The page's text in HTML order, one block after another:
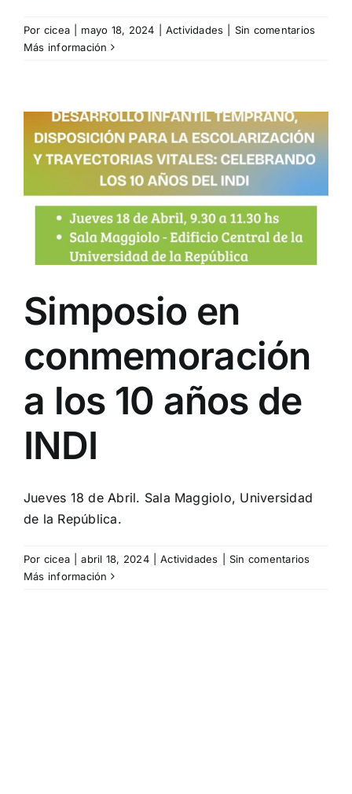
Por cicea mayo 18, 2024 Actividades
Sin comentarios
Más información
Simposio en
conmemoración
a los 10 años de
INDI
Jueves 18 de Abril. Sala Maggiolo, Universidad
de la República.
Por cicea abril 18, 2024 Actividades
Sin comentarios
Más información